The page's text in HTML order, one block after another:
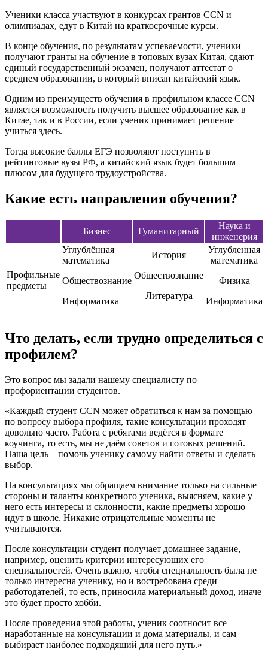
Ученики класса участвуют в конкурсах грантов CCN и
олимпиадах, едут в Китай на краткосрочные курсы.
В конце обучения, по результатам успеваемости, ученики
получают гранты на обучение в топовых вузах Китая, сдают
единый государственный экзамен, получают аттестат о
среднем образовании, в который вписан китайский язык.
Одним из преимуществ обучения в профильном классе CCN
является возможность получить высшее образование как в
Китае, так и в России, если ученик принимает решение
учиться здесь.
Тогда высокие баллы ЕГЭ позволяют поступить в
рейтинговые вузы РФ, а китайский язык будет большим
плюсом для будущего трудоустройства.
Какие есть направления обучения?
Бизнес Гуманитарный
Наука и
инженерия
Профильные
предметы
Углублённая
математика
Обществознание
Информатика
История
Обществознание
Литература
Углубленная
математика
Физика
Информатика
Что делать, если трудно определиться с
профилем?
Это вопрос мы задали нашему специалисту по
профориентации студентов.
«Каждый студент CCN может обратиться к нам за помощью
по вопросу выбора профиля, такие консультации проходят
довольно часто. Работа с ребятами ведётся в формате
коучинга, то есть, мы не даём советов и готовых решений.
Наша цель – помочь ученику самому найти ответы и сделать
выбор.
На консультациях мы обращаем внимание только на сильные
стороны и таланты конкретного ученика, выясняем, какие у
него есть интересы и склонности, какие предметы хорошо
идут в школе. Никакие отрицательные моменты не
учитываются.
После консультации студент получает домашнее задание,
например, оценить критерии интересующих его
специальностей. Очень важно, чтобы специальность была не
только интересна ученику, но и востребована среди
работодателей, то есть, приносила материальный доход, иначе
это будет просто хобби.
После проведения этой работы, ученик соотносит все
наработанные на консультации и дома материалы, и сам
выбирает наиболее подходящий для него путь.»